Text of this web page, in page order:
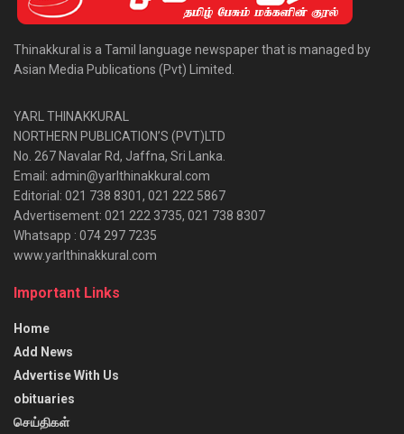
Thinakkural is a Tamil language newspaper that is managed by
Asian Media Publications (Pvt) Limited.
YARL THINAKKURAL
NORTHERN PUBLICATION’S (PVT)LTD
No. 267 Navalar Rd, Jaffna, Sri Lanka.
Email: admin@yarlthinakkural.com
Editorial: 021 738 8301, 021 222 5867
Advertisement: 021 222 3735, 021 738 8307
Whatsapp : 074 297 7235
www.yarlthinakkural.com
Important Links
Home
Add News
Advertise With Us
obituaries
செய்திகள்